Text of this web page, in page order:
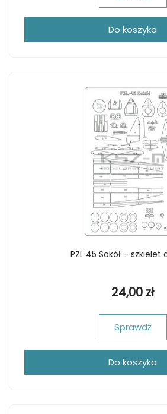
Do koszyka
PZL 45 Sokół – szkielet
24,00 zł
Sprawdź
Do koszyka